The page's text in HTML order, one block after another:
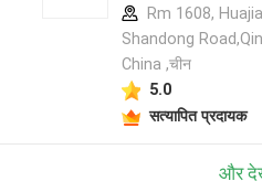
Rm 1608,
Shandong
China ,चीन
5.0
सत्यापित प्रदायक
और